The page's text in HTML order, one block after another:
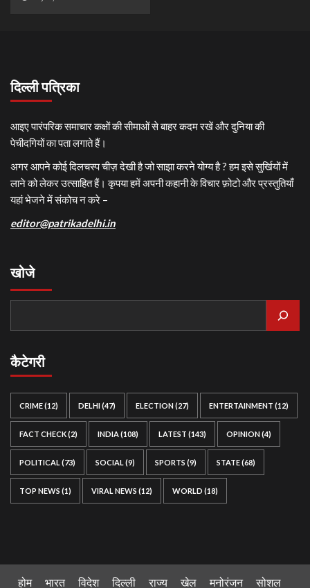
दिल्ली पत्रिका
आइए पारंपरिक समाचार कक्षों की सीमाओं से बाहर कदम रखें और दुनिया की
पेचीदगियों का पता लगाते हैं।
अगर आपने कोई दिलचस्प चीज़ देखी है जो साझा करने योग्य है ? हम इसे सुर्खियों में
लाने को लेकर उत्साहित हैं। कृपया हमें अपनी कहानी के विचार फ़ोटो और प्रस्तुतियाँ
यहां भेजने में संकोच न करे –
editor@patrikadelhi.in
खोजे
कैटेगरी
CRIME(12) DELHI(47) ELECTION(27) ENTERTAINMENT (12)
FACT CHECK(2) INDIA(108) LATEST (143) OPINION(4)
POLITICAL (73) SOCIAL (9) SPORTS (9) STATE(68)
TOP NEWS (1) VIRAL NEWS (12) WORLD (18)
होम भारत विदेश दिल्ली राज्य खेल मनोरंजन सोशल